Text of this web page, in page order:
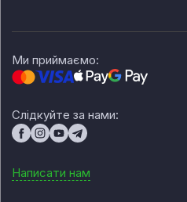
Ми приймаємо:
Слідкуйте за нами:
Написати нам